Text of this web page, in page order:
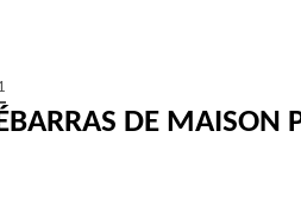
DE MAISON